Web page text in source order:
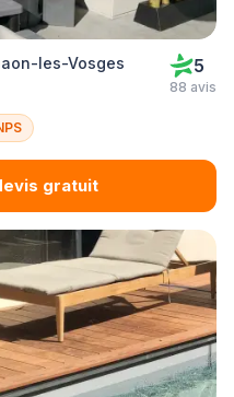
les-Vosges 5
88 avis
gratuit